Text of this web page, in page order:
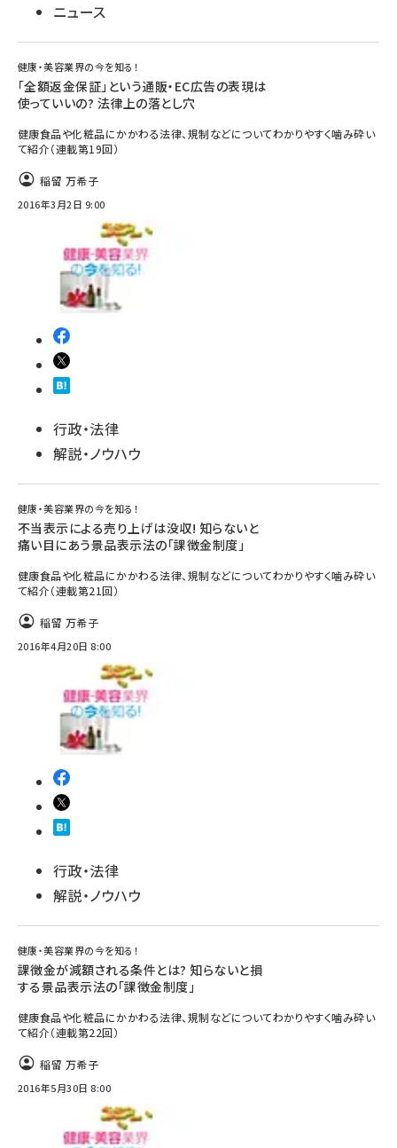
ニュース
健康・美容業界の今を知る！
「全額返金保証」という通販・EC広告の表現は
使っていいの? 法律上の落とし穴
健康食品や化粧品にかかわる法律、規制などについてわかりやすく噛み砕い
て紹介（連載第19回）
稲留 万希子
2016年3月2日 9:00
行政・法律
解説・ノウハウ
健康・美容業界の今を知る！
不当表示による売り上げは没収! 知らないと
痛い目にあう景品表示法の「課徴金制度」
健康食品や化粧品にかかわる法律、規制などについてわかりやすく噛み砕い
て紹介（連載第21回）
稲留 万希子
2016年4月20日 8:00
行政・法律
解説・ノウハウ
健康・美容業界の今を知る！
課徴金が減額される条件とは? 知らないと損
する景品表示法の「課徴金制度」
健康食品や化粧品にかかわる法律、規制などについてわかりやすく噛み砕い
て紹介（連載第22回）
稲留 万希子
2016年5月30日 8:00